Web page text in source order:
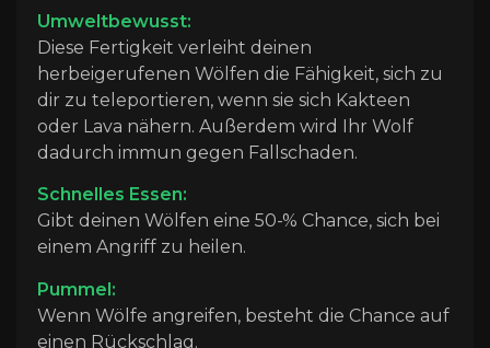
Umweltbewusst:
Diese Fertigkeit verleiht deinen
herbeigerufenen Wölfen die Fähigkeit, sich zu
dir zu teleportieren, wenn sie sich Kakteen
oder Lava nähern. Außerdem wird Ihr Wolf
dadurch immun gegen Fallschaden.
Schnelles Essen:
Gibt deinen Wölfen eine 50-% Chance, sich bei
einem Angriff zu heilen.
Pummel:
Wenn Wölfe angreifen, besteht die Chance auf
einen Rückschlag.